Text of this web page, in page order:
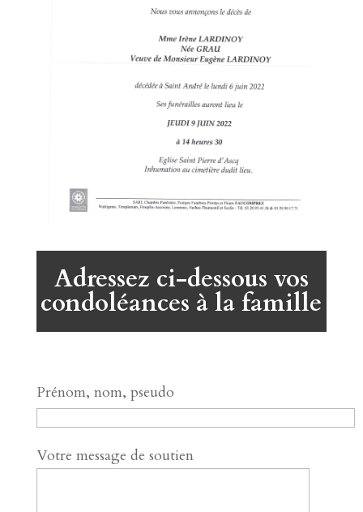
Adressez ci-dessous vos
condoléances à la famille
Prénom, nom, pseudo
Votre message de soutien